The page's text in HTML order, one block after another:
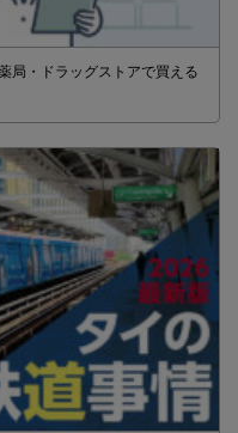
局・ドラッグストアで買える